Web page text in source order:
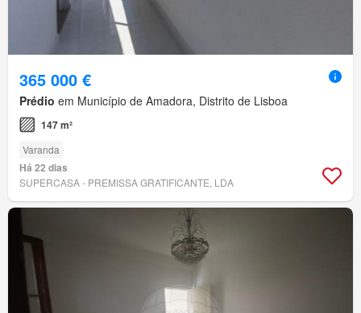
365 000 €
Prédio em Município de Amadora, Distrito de Lisboa
147 m²
Varanda
Há 22 dias
SUPERCASA - PREMISSA GRATIFICANTE, LDA